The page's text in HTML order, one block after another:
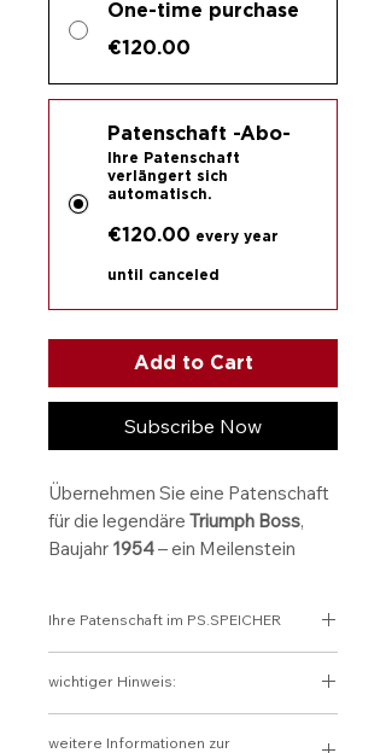
One-time purchase
€120.00
Patenschaft -Abo-
Ihre Patenschaft
verlängert sich
automatisch.
€120.00 every year
until canceled
Add to Cart
Subscribe Now
Übernehmen Sie eine Patenschaft
für die legendäre Triumph Boss,
Baujahr 1954– ein Meilenstein
klassisches Design,präzise
Ingenieurskunstund den
unverwechselbaren Stil der 50er
Jahre. Mit ihrer eleganten
schwarzen Lackierung und dem
Ihre Patenschaft im PS.SPEICHER
Geschichte bewahren. Zukunft
gestalten.
Ihre Patenschaft für die STIFTUNG
wichtiger Hinweis:
weitere Informationen zur